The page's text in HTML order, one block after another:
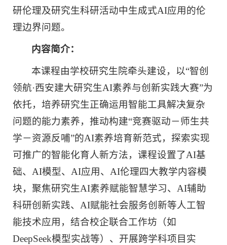
研伦理及研究生科研活动中生成式AI应用的伦
理边界问题。
内容简介：
本课程由学校研究生院牵头建设，以“智创
领航·西安建大研究生AI素养与创新实践大赛”为
依托，培养研究生正确运用智能工具解决复杂
问题的能力素养，推动构建“竞赛驱动－师生共
学－资源反哺”的AI素养培育新范式，探索实现
可推广的智能化育人新方法，课程设置了AI基
础、AI模型、AI应用、AI伦理四大教学内容模
块，聚焦研究生AI素养赋能智慧学习、AI辅助
科研创新实践、AI赋能社会服务创新等人工智
能技术应用，结合校企联合工作坊（如
DeepSeek模型实战等）、开展跨学科项目实